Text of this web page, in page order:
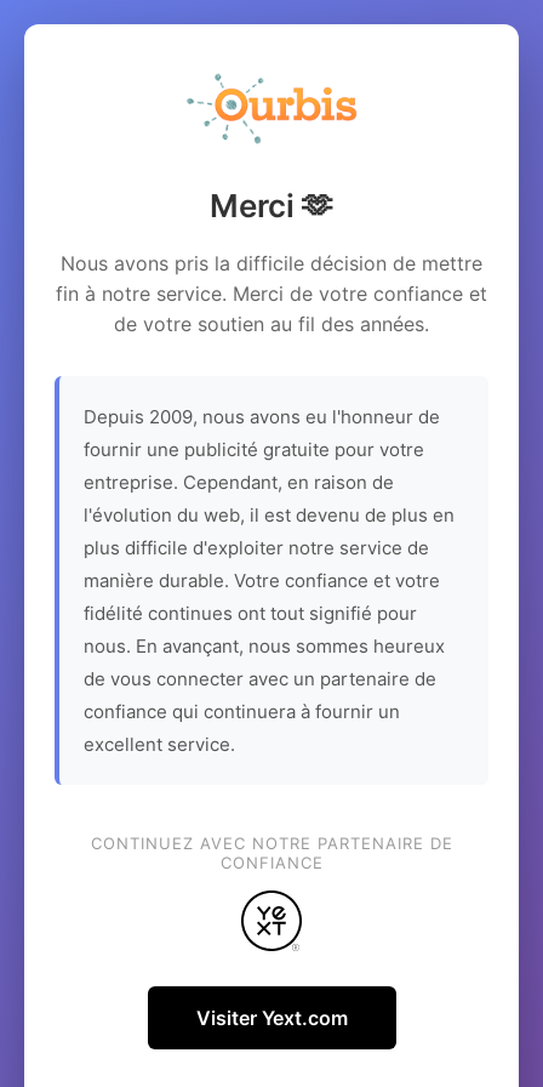
Merci 🫶
Nous avons pris la difficile décision de mettre
fin à notre service. Merci de votre confiance et
de votre soutien au fil des années.
Depuis 2009, nous avons eu l'honneur de
fournir une publicité gratuite pour votre
entreprise. Cependant, en raison de
l'évolution du web, il est devenu de plus en
plus difficile d'exploiter notre service de
manière durable. Votre confiance et votre
fidélité continues ont tout signifié pour
nous. En avançant, nous sommes heureux
de vous connecter avec un partenaire de
confiance qui continuera à fournir un
excellent service.
CONTINUEZ AVEC NOTRE PARTENAIRE DE
CONFIANCE
Visiter Yext.com